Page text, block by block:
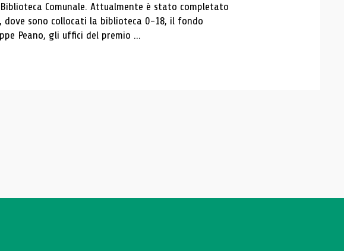
Comunale. Attualmente è stato completato
sono collocati la biblioteca 0-18, il fondo
Peano, gli uffici del premio ...